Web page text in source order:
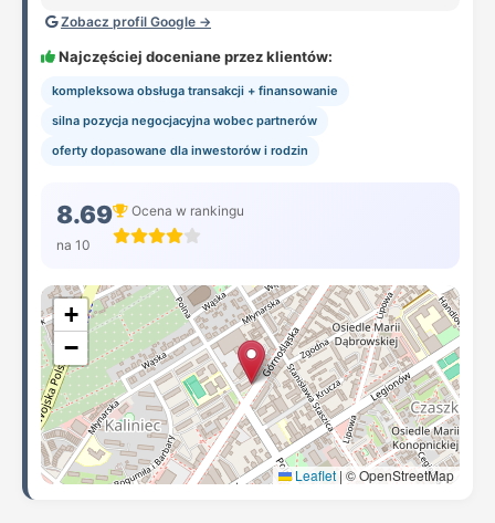
Zobacz profil Google →
Najczęściej doceniane przez klientów:
kompleksowa obsługa transakcji + finansowanie
silna pozycja negocjacyjna wobec partnerów
oferty dopasowane dla inwestorów i rodzin
8.69
na 10
Ocena w rankingu
+
−
Leaflet | © OpenStreetMap